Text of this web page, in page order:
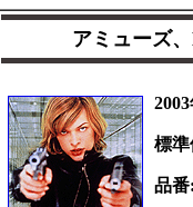
アミューズ
標準
品番